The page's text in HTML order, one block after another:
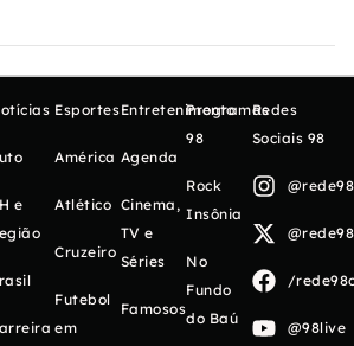
e
Esportes
América
Atlético
Cruzeiro
Futebol
em
Entretenimento
Agenda
Cinema,
TV e
Séries
Famosos
Programas
98
Rock
Insônia
No
Fundo
do Baú
Redes
Sociais 98
/
@98live